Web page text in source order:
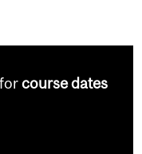
course dates